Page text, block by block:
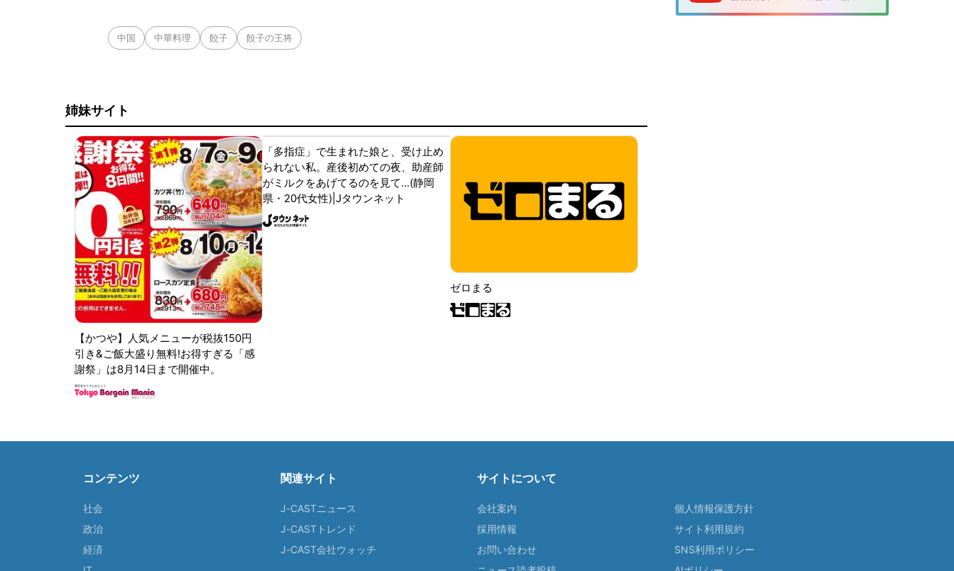
中国 中華料理 餃子 餃子の王将
姉妹サイト
【かつや】人気メニューが税抜150円
引き&ご飯大盛り無料!お得すぎる「感
謝祭」は8月14日まで開催中。
「多指症」で生まれた娘と、受け止め
られない私。産後初めての夜、助産師
がミルクをあげてるのを見て...(静岡
県・20代女性)|Jタウンネット
ゼロまる
コンテンツ
社会
政治
経済
関連サイト
J-CASTニュース
J-CASTトレンド
J-CAST会社ウォッチ
サイトについて
会社案内
採用情報
お問い合わせ
個人情報保護方針
サイト利用規約
SNS利用ポリシー